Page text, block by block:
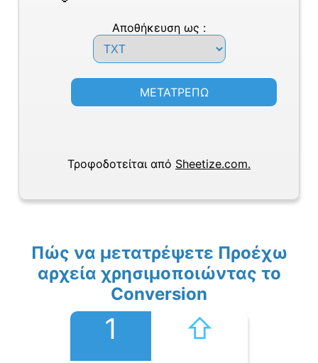
Αποθήκευση ως :
ΜΕΤΑΤΡΕΠΩ
Τροφοδοτείται από Sheetize.com.
Πώς να μετατρέψετε Προέχω
αρχεία χρησιμοποιώντας το
Conversion
1 ⇧︎